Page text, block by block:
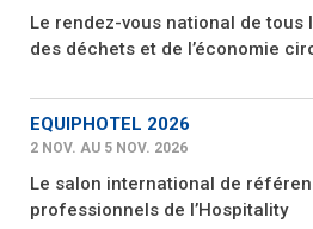
Le rendez-vous national de tous
des déchets et de l’économie
EQUIPHOTEL 2026
2 NOV. AU 5 NOV. 2026
Le salon international de
professionnels de l’Hospitality